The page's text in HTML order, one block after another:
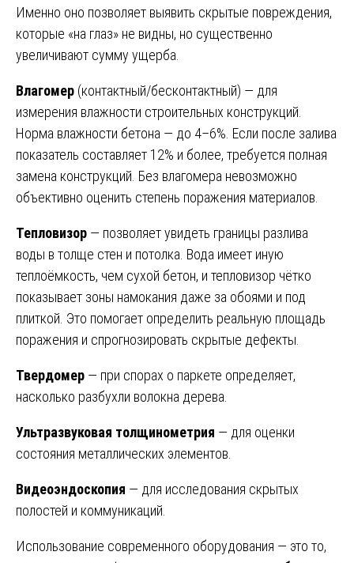
Именно оно позволяет выявить скрытые повреждения,
которые «на глаз» не видны, но существенно
увеличивают сумму ущерба.
Влагомер (контактный/бесконтактный) — для
измерения влажности строительных конструкций.
Норма влажности бетона — до 4–6%. Если после залива
показатель составляет 12% и более, требуется полная
замена конструкций. Без влагомера невозможно
объективно оценить степень поражения материалов.
Тепловизор — позволяет увидеть границы разлива
воды в толще стен и потолка. Вода имеет иную
теплоёмкость, чем сухой бетон, и тепловизор чётко
показывает зоны намокания даже за обоями и под
плиткой. Это помогает определить реальную площадь
поражения и спрогнозировать скрытые дефекты.
Твердомер — при спорах о паркете определяет,
насколько разбухли волокна дерева.
Ультразвуковая толщинометрия — для оценки
состояния металлических элементов.
Видеоэндоскопия — для исследования скрытых
полостей и коммуникаций.
Использование современного оборудования — это то,